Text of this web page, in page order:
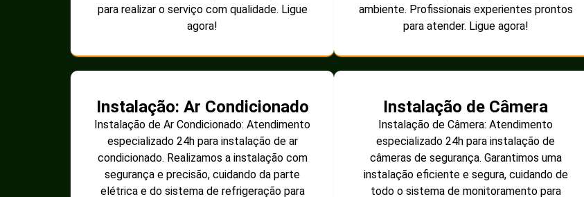
para realizar o serviço com qualidade. Ligue
agora!
ambiente. Profissionais experientes prontos
para atender. Ligue agora!
Instalação: Ar Condicionado
Instalação de Ar Condicionado: Atendimento
especializado 24h para instalação de ar
condicionado. Realizamos a instalação com
segurança e precisão, cuidando da parte
elétrica e do sistema de refrigeração para
Instalação de Câmera
Instalação de Câmera: Atendimento
especializado 24h para instalação de
câmeras de segurança. Garantimos uma
instalação eficiente e segura, cuidando de
todo o sistema de monitoramento para